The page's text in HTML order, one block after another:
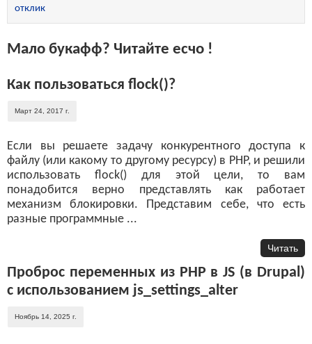
отклик
Мало букафф? Читайте есчо !
Как пользоваться flock()?
Март 24, 2017 г.
Если вы решаете задачу конкурентного доступа к
файлу (или какому то другому ресурсу) в PHP, и решили
использовать flock() для этой цели, то вам
понадобится верно представлять как работает
механизм блокировки. Представим себе, что есть
разные программные ...
Читать
Проброс переменных из PHP в JS (в Drupal)
с использованием js_settings_alter
Ноябрь 14, 2025 г.